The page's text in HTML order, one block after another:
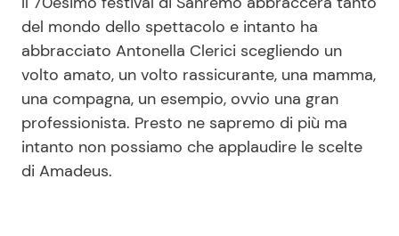
del mondo dello spettacolo e intanto ha
abbracciato Antonella Clerici scegliendo un
volto amato, un volto rassicurante, una mamma,
una compagna, un esempio, ovvio una gran
professionista. Presto ne sapremo di più ma
intanto non possiamo che applaudire le scelte
di Amadeus.